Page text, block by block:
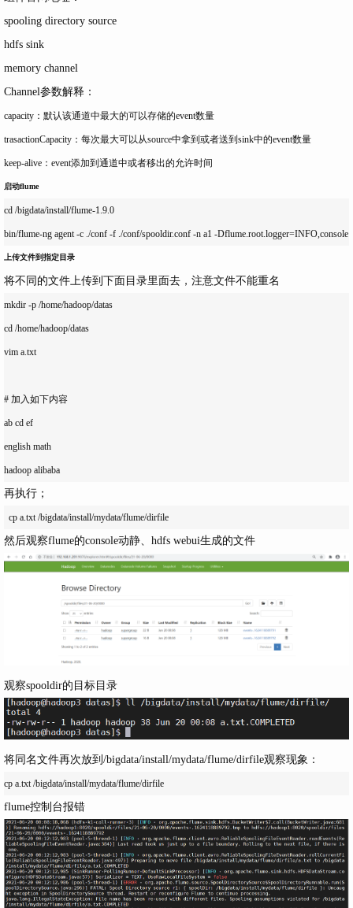
spooling directory source
hdfs sink
memory channel
Channel参数解释：
capacity：默认该通道中最大的可以存储的event数量
trasactionCapacity：每次最大可以从source中拿到或者送到sink中的event数量
keep-alive：event添加到通道中或者移出的允许时间
启动flume
cd /bigdata/install/flume-1.9.0
上传文件到指定目录
将不同的文件上传到下面目录里面去，注意文件不能重名
mkdir -p /home/hadoop/datas
cd /home/hadoop/datas
vim a.txt
# 加入如下内容
ab cd ef
english math
再执行；
然后观察flume的console动静、hdfs webui生成的文件
观察spooldir的目标目录
将同名文件再次放到 /bigdata/install/mydata/flume/dirfile观察现象：
flume控制台报错